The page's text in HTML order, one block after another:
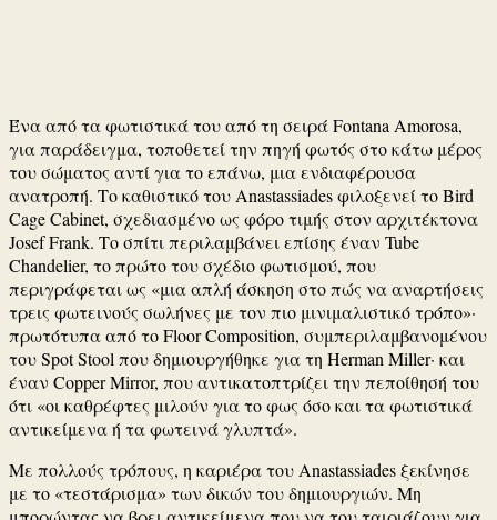
Ένα από τα φωτιστικά του από τη σειρά Fontana Amorosa,
για παράδειγμα, τοποθετεί την πηγή φωτός στο κάτω μέρος
του σώματος αντί για το επάνω, μια ενδιαφέρουσα
ανατροπή. Το καθιστικό του Anastassiades φιλοξενεί το Bird
Cage Cabinet, σχεδιασμένο ως φόρο τιμής στον αρχιτέκτονα
Josef Frank. Το σπίτι περιλαμβάνει επίσης έναν Tube
Chandelier, το πρώτο του σχέδιο φωτισμού, που
περιγράφεται ως «μια απλή άσκηση στο πώς να αναρτήσεις
τρεις φωτεινούς σωλήνες με τον πιο μινιμαλιστικό τρόπο»·
πρωτότυπα από το Floor Composition, συμπεριλαμβανομένου
του Spot Stool που δημιουργήθηκε για τη Herman Miller· και
έναν Copper Mirror, που αντικατοπτρίζει την πεποίθησή του
ότι «οι καθρέφτες μιλούν για το φως όσο και τα φωτιστικά
αντικείμενα ή τα φωτεινά γλυπτά».
Με πολλούς τρόπους, η καριέρα του Anastassiades ξεκίνησε
με το «τεστάρισμα» των δικών του δημιουργιών. Μη